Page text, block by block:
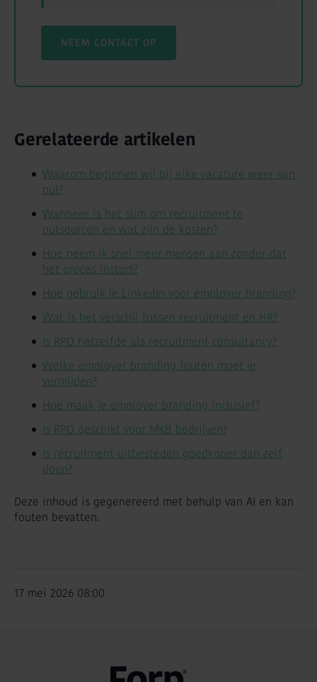
NEEM CONTACT OP
Gerelateerde artikelen
Waarom beginnen wij bij elke vacature weer van
nul?
Wanneer is het slim om recruitment te
outsourcen en wat zijn de kosten?
Hoe neem ik snel meer mensen aan zonder dat
het proces instort?
Hoe gebruik je LinkedIn voor employer branding?
Wat is het verschil tussen recruitment en HR?
Is RPO hetzelfde als recruitment consultancy?
Welke employer branding fouten moet je
vermijden?
Hoe maak je employer branding inclusief?
Is RPO geschikt voor MKB bedrijven?
Is recruitment uitbesteden goedkoper dan zelf
doen?
Deze inhoud is gegenereerd met behulp van AI en kan
fouten bevatten.
17 mei 2026 08:00